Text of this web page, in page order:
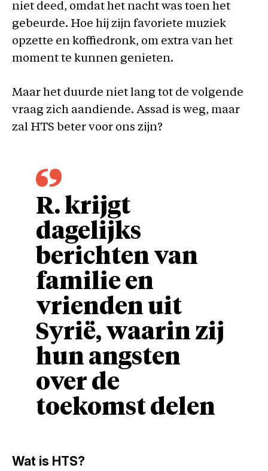
niet deed, omdat het nacht was toen het
gebeurde. Hoe hij zijn favoriete muziek
opzette en koffiedronk, om extra van het
moment te kunnen genieten.
Maar het duurde niet lang tot de volgende
vraag zich aandiende. Assad is weg, maar
zal HTS beter voor ons zijn?
R. krijgt
dagelijks
berichten van
familie en
vrienden uit
Syrië, waarin zij
hun angsten
over de
toekomst delen
Wat is HTS?